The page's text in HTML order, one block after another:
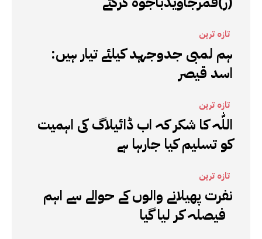
تازہ ترین
ہم لمبی جدوجہد کیلئے تیار ہیں:
اسد قیصر
تازہ ترین
اللّٰہ کا شکر کہ اب ڈائیلاگ کی اہمیت
کو تسلیم کیا جارہا ہے
تازہ ترین